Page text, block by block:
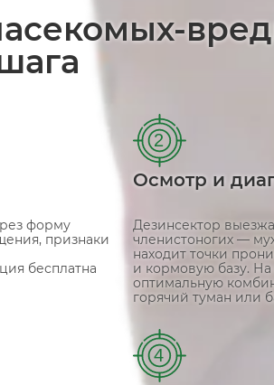
форму
признаки
бесплатна
2
Осмотр и
Дезинсектор
членистоногих —
находит точки
и кормовую базу.
оптимальную
горячий туман или
4